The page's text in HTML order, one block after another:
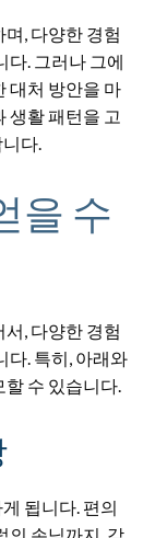
, 다양한 경험
다. 그러나 그에
대처 방안을 마
생활 패턴을 고
다.
을 수
, 다양한 경험
다. 특히, 아래와
수 있습니다.
됩니다. 편의